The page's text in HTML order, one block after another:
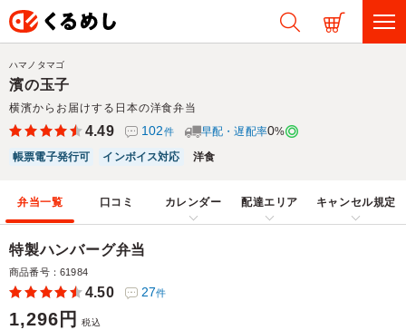
濱の玉子
横濱からお届けする日本の洋食弁当
ハマノタマゴ
4.49 102件 早配・遅配率0%
帳票電子発行可
インボイス対応 洋食
弁当一覧 口コミ カレンダー 配達エリア キャンセル規定
特製ハンバーグ弁当
商品番号：61984
4.50 27件
1,296円 税込